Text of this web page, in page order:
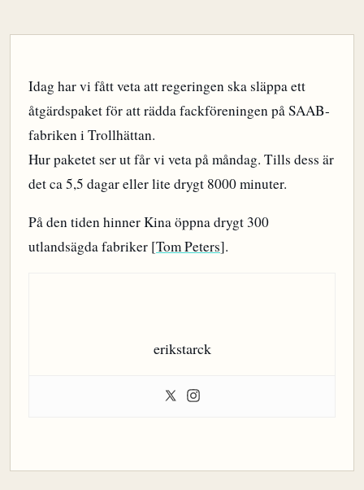
Idag har vi fått veta att regeringen ska släppa ett
åtgärdspaket för att rädda fackföreningen på SAAB-
fabriken i Trollhättan.
Hur paketet ser ut får vi veta på måndag. Tills dess är
det ca 5,5 dagar eller lite drygt 8000 minuter.
På den tiden hinner Kina öppna drygt 300
utlandsägda fabriker [Tom Peters].
erikstarck